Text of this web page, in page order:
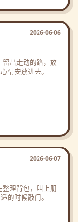
2026-06-06
情安放进去。
2026-06-07
的时候敲门。